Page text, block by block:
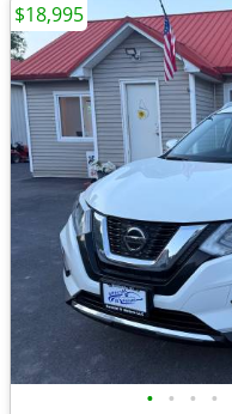
• • • •
$18,995